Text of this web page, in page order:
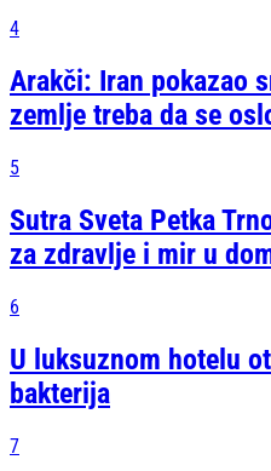
4
Arakči: Iran pokazao
zemlje treba da se
5
Sutra Sveta Petka
za zdravlje i mir u
6
U luksuznom hotelu
bakterija
7